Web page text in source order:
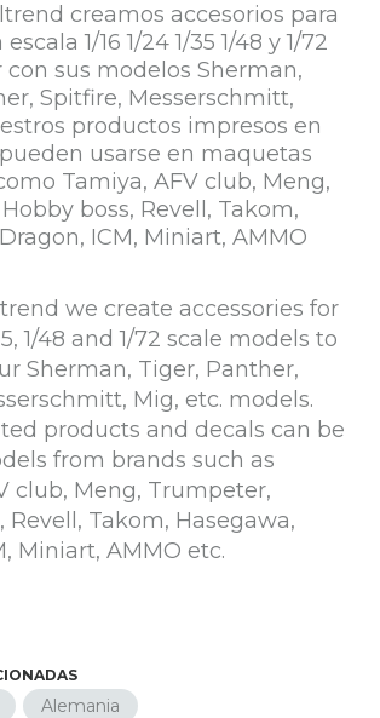
creamos accesorios para
1/16 1/24 1/35 1/48 y 1/72
sus modelos Sherman,
Spitfire, Messerschmitt,
productos impresos en
usarse en maquetas
Tamiya, AFV club, Meng,
boss, Revell, Takom,
ICM, Miniart, AMMO
we create accessories for
1/48 and 1/72 scale models to
Sherman, Tiger, Panther,
Mig, etc. models.
products and decals can be
from brands such as
club, Meng, Trumpeter,
Revell, Takom, Hasegawa,
Miniart, AMMO etc.
Alemania